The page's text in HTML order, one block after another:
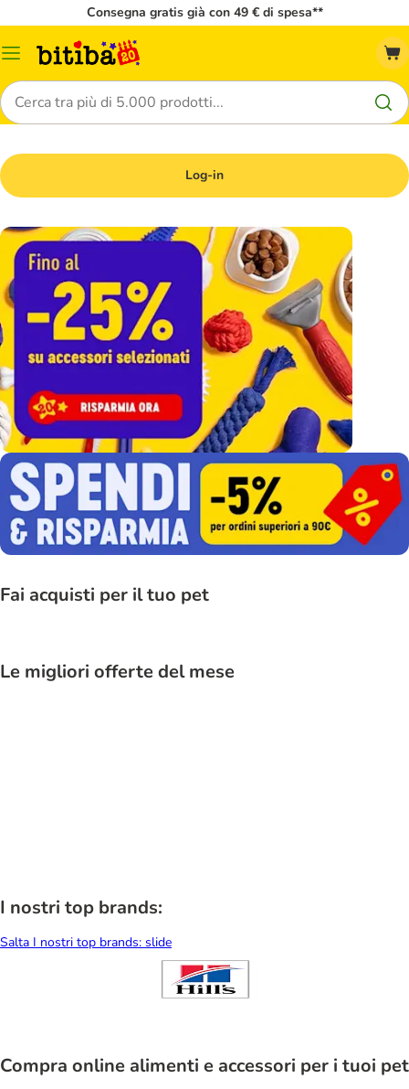
Consegna gratis già con 49 € di spesa**
Overview
Cerca
Log-in
Fai acquisti per il tuo pet
Le migliori offerte del mese
I nostri top brands:
Salta I nostri top brands: slide
Compra online alimenti e accessori per i tuoi pet